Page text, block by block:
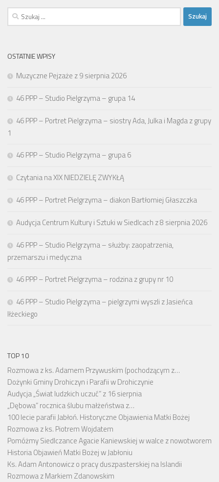
Szukaj:
OSTATNIE WPISY
Muzyczne Pejzaże z 9 sierpnia 2026
46 PPP – Studio Pielgrzyma – grupa 14
46 PPP – Portret Pielgrzyma – siostry Ada, Julka i Magda z grupy
1
46 PPP – Studio Pielgrzyma – grupa 6
Czytania na XIX NIEDZIELĘ ZWYKŁĄ
46 PPP – Portret Pielgrzyma – diakon Bartłomiej Głaszczka
Audycja Centrum Kultury i Sztuki w Siedlcach z 8 sierpnia 2026
46 PPP – Studio Pielgrzyma – służby: zaopatrzenia,
przemarszu i medyczna
46 PPP – Portret Pielgrzyma – rodzina z grupy nr 10
46 PPP – Studio Pielgrzyma – pielgrzymi wyszli z Jasieńca
Iłżeckiego
TOP 10
Rozmowa z ks. Adamem Przywuskim (pochodzącym z…
Dożynki Gminy Drohiczyn i Parafii w Drohiczynie
Audycja „Świat ludzkich uczuć” z 16 sierpnia
„Dębowa” rocznica ślubu małżeństwa z…
100 lecie parafii Jabłoń. Historyczne Objawienia Matki Bożej
Rozmowa z ks. Piotrem Wojdatem
Pomóżmy Siedlczance Agacie Kaniewskiej w walce z nowotworem
Historia Objawień Matki Bożej w Jabłoniu
Ks. Adam Antonowicz o pracy duszpasterskiej na Islandii
Rozmowa z Markiem Zdanowskim